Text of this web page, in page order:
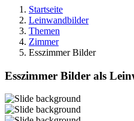
Startseite
Leinwandbilder
Themen
Zimmer
Esszimmer Bilder
Esszimmer Bilder als